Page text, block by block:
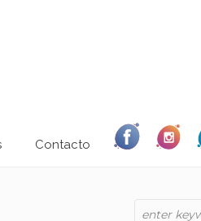
Contacto